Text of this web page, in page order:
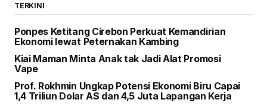
TERKINI
Ponpes Ketitang Cirebon Perkuat Kemandirian
Ekonomi lewat Peternakan Kambing
Kiai Maman Minta Anak tak Jadi Alat Promosi
Vape
Prof. Rokhmin Ungkap Potensi Ekonomi Biru Capai
1,4 Triliun Dolar AS dan 4,5 Juta Lapangan Kerja